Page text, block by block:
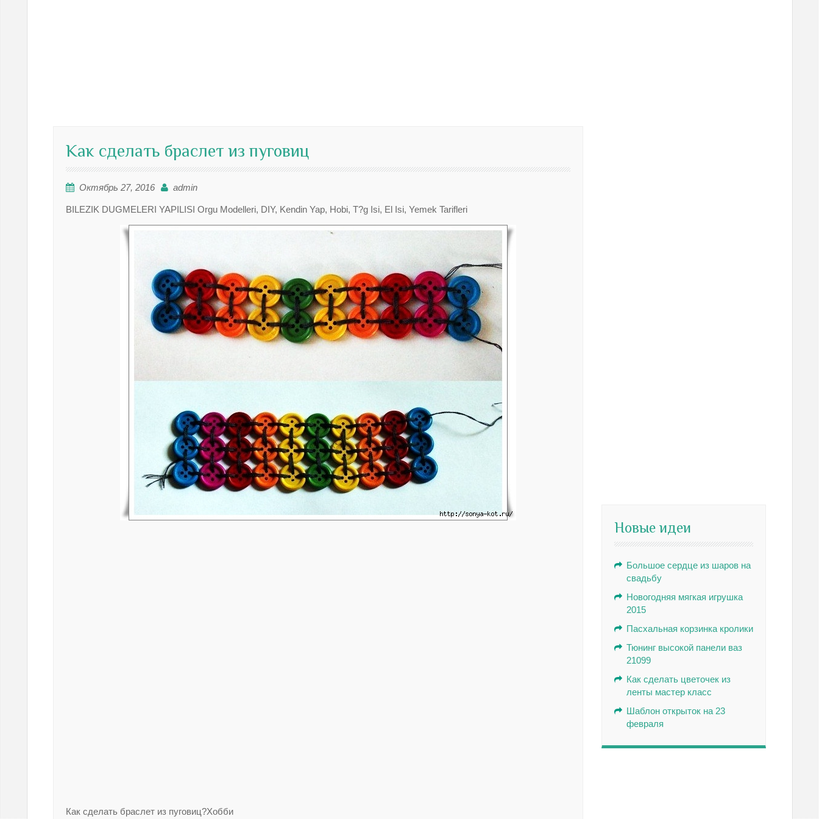
Как сделать браслет из пуговиц
Октябрь 27, 2016 admin
BILEZIK DUGMELERI YAPILISI Orgu Modelleri, DIY, Kendin Yap, Hobi, T?g Isi, El Isi, Yemek Tarifleri
Как сделать браслет из пуговиц?Хобби
Новые идеи
Большое сердце из шаров на
свадьбу
Новогодняя мягкая игрушка
2015
Пасхальная корзинка кролики
Тюнинг высокой панели ваз
21099
Как сделать цветочек из
ленты мастер класс
Шаблон открыток на 23
февраля